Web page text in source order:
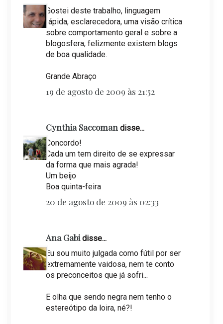
Gostei deste trabalho, linguagem
rápida, esclarecedora, uma visão crítica
sobre comportamento geral e sobre a
blogosfera, felizmente existem blogs
de boa qualidade.
Grande Abraço
19 de agosto de 2009 às 21:52
Cynthia Saccoman disse...
Concordo!
Cada um tem direito de se expressar
da forma que mais agrada!
Um beijo
Boa quinta-feira
20 de agosto de 2009 às 02:33
Ana Gabidisse...
Eu sou muito julgada como fútil por ser
extremamente vaidosa, nem te conto
os preconceitos que já sofri...
E olha que sendo negra nem tenho o
estereótipo da loira, né?!